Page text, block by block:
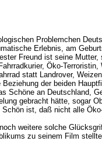
Problemchen
Erlebnis, am
Freund ist seine Mutter,
Öko-
statt Landrover,
der beiden
Schöne an Deutschland,
gebracht hätte, sogar
ist, daß nicht alle
weitere solche
zu seinem Film